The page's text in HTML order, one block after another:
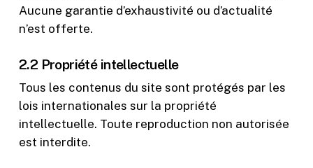
Aucune garantie d’exhaustivité ou d’actualité
n’est offerte.
2.2 Propriété intellectuelle
Tous les contenus du site sont protégés par les
lois internationales sur la propriété
intellectuelle. Toute reproduction non autorisée
est interdite.